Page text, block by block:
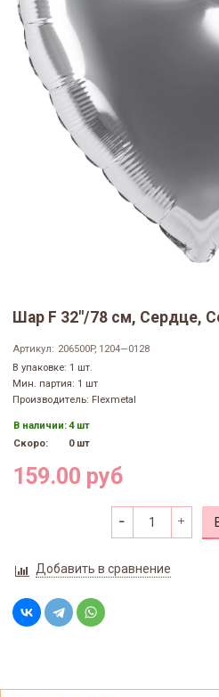
Шар F 32"/78 см, Сердце,
Артикул: 206500P, 1204—0128
В упаковке: 1 шт.
Мин. партия: 1 шт
Производитель: Flexmetal
В наличии:4 шт
Скоро:
0 шт
159.00 руб
Добавить в сравнение